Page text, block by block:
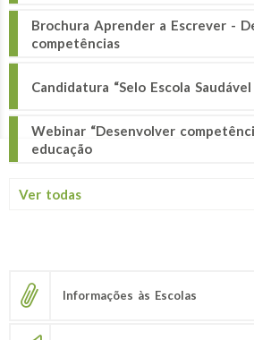
Brochura Aprender a Escrever -
competências
Candidatura “Selo Escola
Webinar “Desenvolver
educação
Ver todas
Informações às Escolas